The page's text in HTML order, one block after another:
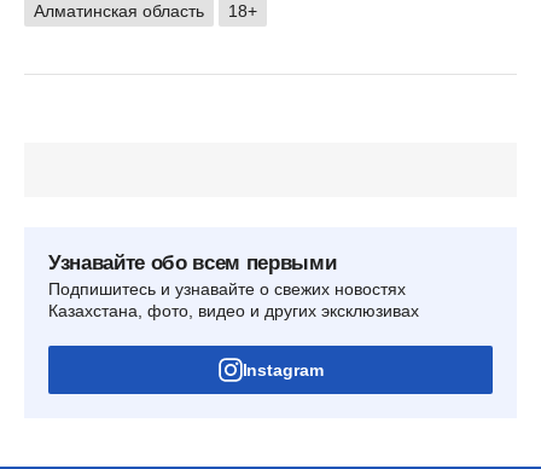
Алматинская область 18+
Узнавайте обо всем первыми
Подпишитесь и узнавайте о свежих новостях
Казахстана, фото, видео и других эксклюзивах
Instagram